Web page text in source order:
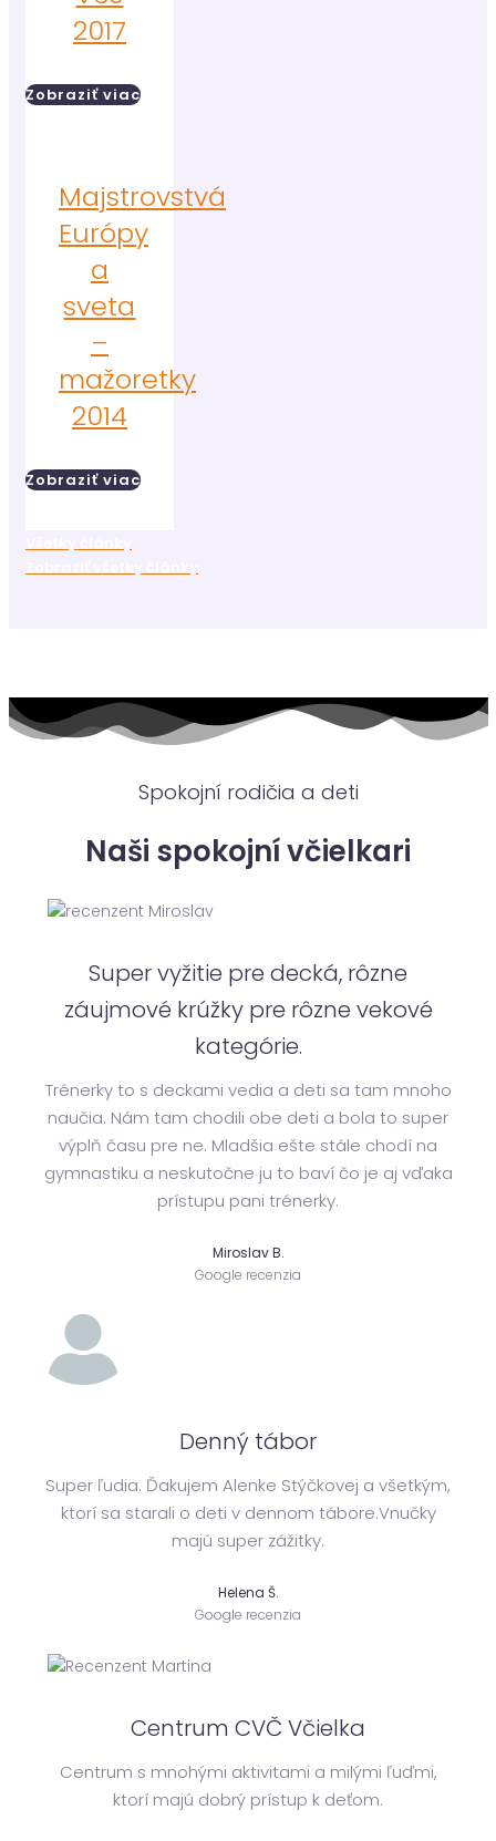
2017
Zobraziť viac
Majstrovstvá
Európy
a
sveta
–
mažoretky
2014
Zobraziť viac
Spokojní rodičia a deti
Naši spokojní včielkari
Super vyžitie pre decká, rôzne
záujmové krúžky pre rôzne vekové
kategórie.
Trénerky to s deckami vedia a deti sa tam mnoho
naučia. Nám tam chodili obe deti a bola to super
výplň času pre ne. Mladšia ešte stále chodí na
gymnastiku a neskutočne ju to baví čo je aj vďaka
prístupu pani trénerky.
Miroslav B.
Google recenzia
Denný tábor
Super ľudia. Ďakujem Alenke Stýčkovej a všetkým,
ktorí sa starali o deti v dennom tábore.Vnučky
majú super zážitky.
Helena Š.
Google recenzia
Centrum CVČ Včielka
Centrum s mnohými aktivitami a milými ľuďmi,
ktorí majú dobrý prístup k deťom.